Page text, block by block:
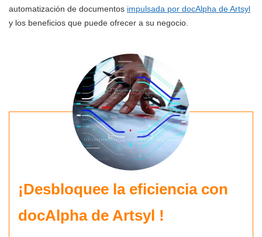
automatización de documentos impulsada por docAlpha de Artsyl
y los beneficios que puede ofrecer a su negocio.
¡Desbloquee la eficiencia con
docAlpha de Artsyl !